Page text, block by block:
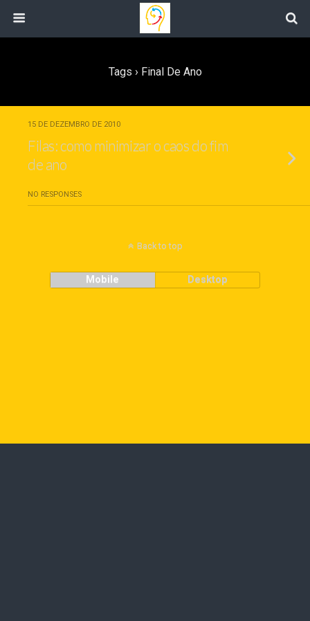
Tags › Final De Ano
15 DE DEZEMBRO DE 2010
Filas: como minimizar o caos do fim
de ano
NO RESPONSES
Back to top
Mobile Desktop